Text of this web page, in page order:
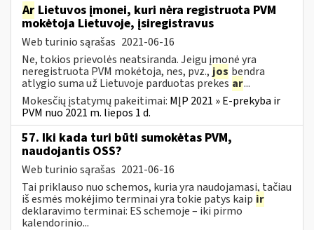
Ar Lietuvos įmonei, kuri nėra registruota PVM
mokėtoja Lietuvoje, įsiregistravus
Web turinio sąrašas 2021-06-16
Ne, tokios prievolės neatsiranda. Jeigu įmonė yra
neregistruota PVM mokėtoja, nes, pvz., jos bendra
atlygio suma už Lietuvoje parduotas prekes ar...
Mokesčių įstatymų pakeitimai: MĮP 2021 » E-prekyba ir
PVM nuo 2021 m. liepos 1 d.
57. Iki kada turi būti sumokėtas PVM,
naudojantis OSS?
Web turinio sąrašas 2021-06-16
Tai priklauso nuo schemos, kuria yra naudojamasi, tačiau
iš esmės mokėjimo terminai yra tokie patys kaip ir
deklaravimo terminai: ES schemoje – iki pirmo
kalendorinio...